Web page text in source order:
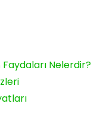
Nelerdir?